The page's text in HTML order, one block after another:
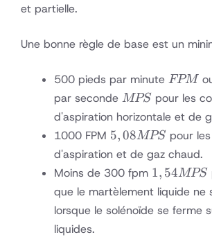
et partielle.
Une bonne règle de base est un
500 pieds par minute FPM
FPM
par seconde MPS
MPS pour les
d'aspiration horizontale et de
1000 FPM 5,08
MPS
5,08MPS pour
d'aspiration et de gaz chaud.
Moins de 300 fpm 1,54
MPS
1, 54MPS
que le martèlement liquide ne
lorsque le solénoïde se ferme
liquides.